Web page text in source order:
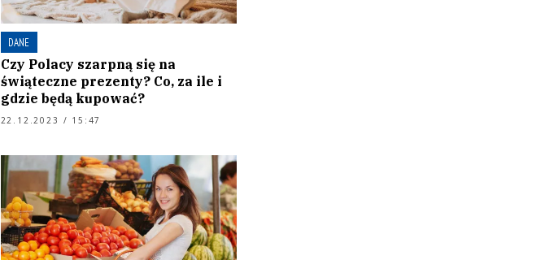
DANE
Czy Polacy szarpną się na
świąteczne prezenty? Co, za ile i
gdzie będą kupować?
22.12.2023 / 15:47